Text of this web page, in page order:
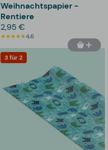
Weihnachtspapier -
Rentiere
2,95 €
4,6
3 für 2